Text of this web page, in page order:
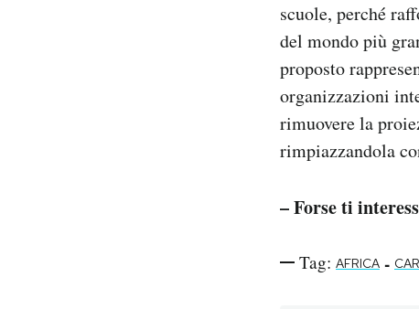
scuole, perché
del mondo più
proposto
organizzazioni
rimuovere la
rimpiazzandola
– Forse ti
Tag: AFRICA -